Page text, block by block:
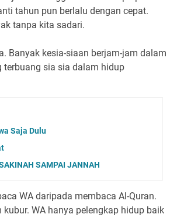
tahun pun berlalu dengan cepat.
tanpa kita sadari.
Banyak kesia-siaan berjam-jam dalam
terbuang sia sia dalam hidup
Saja Dulu
SAMPAI JANNAH
WA daripada membaca Al-Quran.
WA hanya pelengkap hidup baik